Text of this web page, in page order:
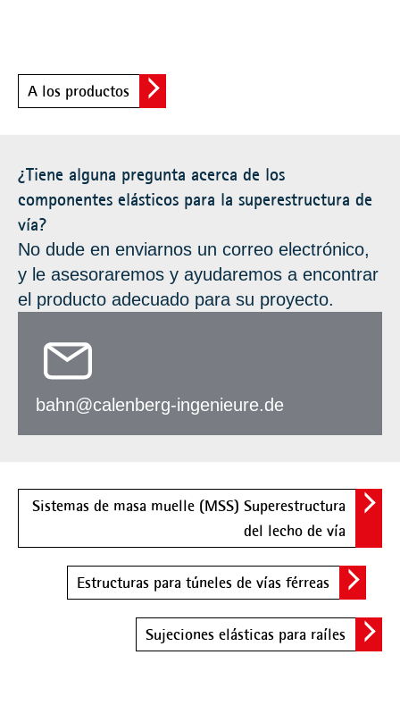
A los productos
¿Tiene alguna pregunta acerca de los
componentes elásticos para la superestructura de
vía?
No dude en enviarnos un correo electrónico,
y le asesoraremos y ayudaremos a encontrar
el producto adecuado para su proyecto.
bahn@calenberg-ingenieure.de
Sistemas de masa muelle (MSS) Superestructura
del lecho de vía
Estructuras para túneles de vías férreas
Sujeciones elásticas para raíles